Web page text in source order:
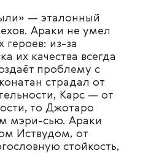
— эталонный
Араки не умел
героев: из-за
их качества всегда
проблему с
страдал от
Карс — от
то Джотаро
мэри-сью. Араки
Иствудом, от
стойкость,